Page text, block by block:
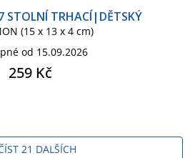
STOLNÍ TRHACÍ|DĚTSKÝ
(15 x 13 x 4 cm)
od 15.09.2026
259 Kč
21 DALŠÍCH